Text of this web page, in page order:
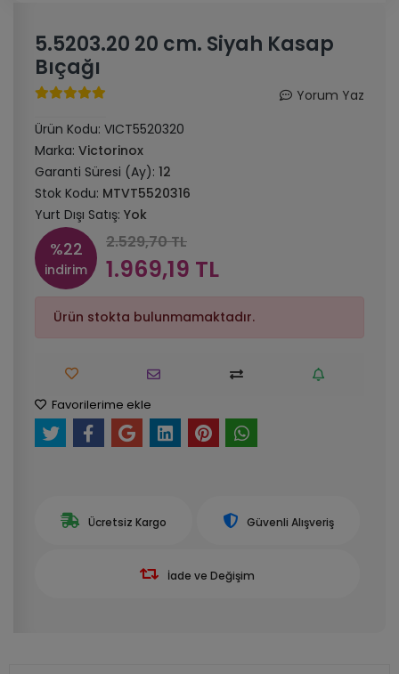
5.5203.20 20 cm. Siyah Kasap
Bıçağı
Yorum Yaz
Ürün Kodu: VICT5520320
Marka: Victorinox
Garanti Süresi (Ay): 12
Stok Kodu: MTVT5520316
Yurt Dışı Satış: Yok
%22
indirim
2.529,70 TL
1.969,19 TL
Ürün stokta bulunmamaktadır.
Favorilerime ekle
Ücretsiz Kargo Güvenli Alışveriş
İade ve Değişim